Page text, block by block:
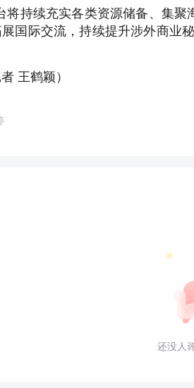
将持续充实各类资源储备、集
国际交流，持续提升涉外商业
王鹤颖）
还没人